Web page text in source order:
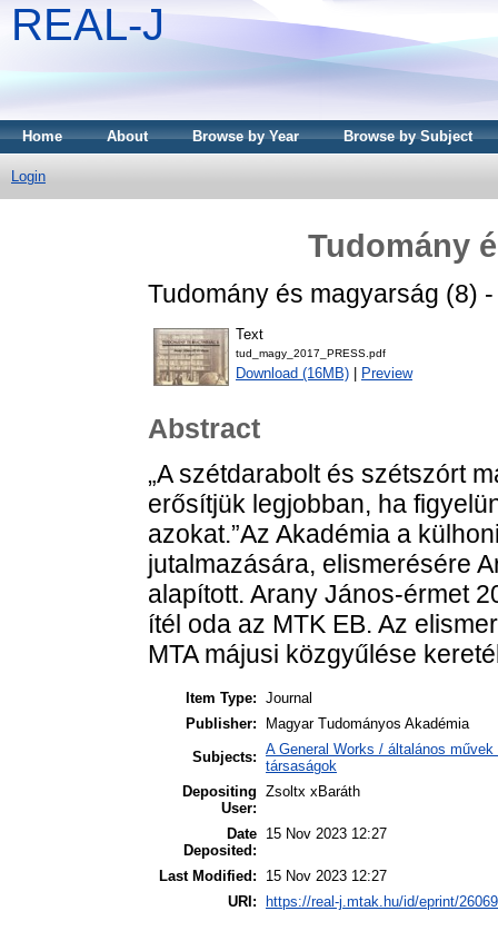
REAL-J
Home About Browse by Year Browse by Subject
Login
Tudomány
Tudomány és magyarság (8)
Text
tud_magy_2017_PRESS.pdf
Download (16MB) Preview
Abstract
„A szétdarabolt és szétszórt
erősítjük legjobban, ha
azokat.”Az Akadémia a
jutalmazására, elismerésére
alapított. Arany János-érmet
ítél oda az MTK EB. Az
MTA májusi közgyűlése
Item Type: Journal
Publisher:
Magyar Tudományos Akadémia
Subjects: A General Works / általános
társaságok
Depositing
User:
Zsoltx xBaráth
Date
Deposited:
15 Nov 2023 12:27
Last Modified:
15 Nov 2023 12:27
URI: https://real-j.mtak.hu/id/eprint/26069